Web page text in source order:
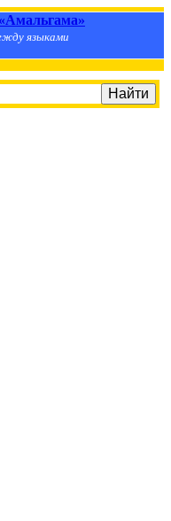
языками